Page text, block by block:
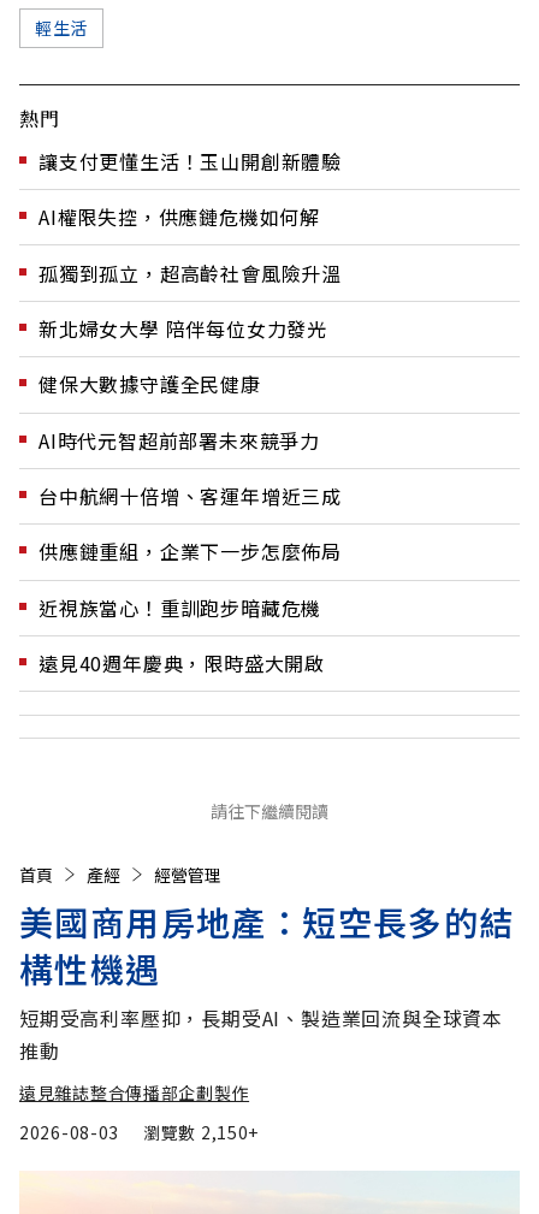
輕生活
熱門
讓支付更懂生活！玉山開創新體驗
AI權限失控，供應鏈危機如何解
孤獨到孤立，超高齡社會風險升溫
新北婦女大學 陪伴每位女力發光
健保大數據守護全民健康
AI時代元智超前部署未來競爭力
台中航網十倍增、客運年增近三成
供應鏈重組，企業下一步怎麼佈局
近視族當心！重訓跑步暗藏危機
遠見40週年慶典，限時盛大開啟
請往下繼續閱讀
首頁 產經 經營管理
美國商用房地產：短空長多的結
構性機遇
短期受高利率壓抑，長期受AI、製造業回流與全球資本
推動
遠見雜誌整合傳播部企劃製作
2026-08-03
瀏覽數 2,150+